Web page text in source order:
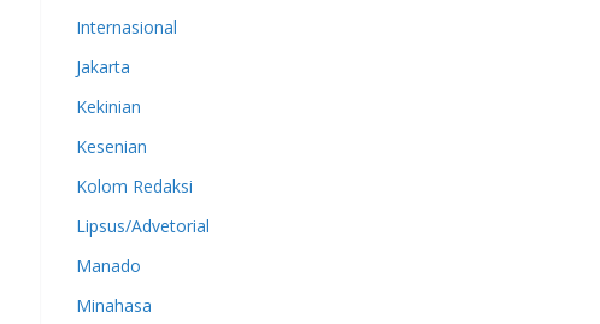
Internasional
Jakarta
Kekinian
Kesenian
Kolom Redaksi
Lipsus/Advetorial
Manado
Minahasa